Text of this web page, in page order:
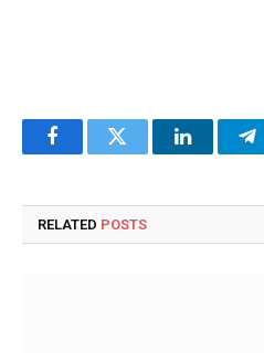
FacebookTwitter LinkedIn
RELATED POSTS